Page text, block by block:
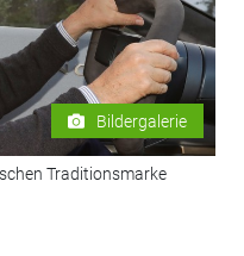
Bildergalerie
Traditionsmarke